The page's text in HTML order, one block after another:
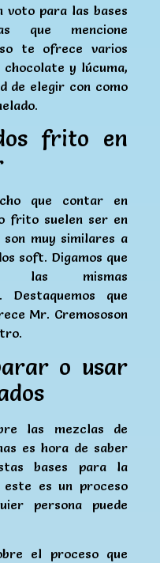
voto para las bases
que mencione
te ofrece varios
chocolate y lúcuma,
de elegir con como
frito en
que contar en
frito suelen ser en
muy similares a
soft. Digamos que
las mismas
que
Mr. Cremososon
o usar
las mezclas de
es hora de saber
bases para la
este es un proceso
persona puede
el proceso que